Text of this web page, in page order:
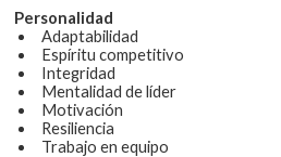
Personalidad
Adaptabilidad
Espíritu competitivo
Integridad
Mentalidad de líder
Motivación
Resiliencia
Trabajo en equipo